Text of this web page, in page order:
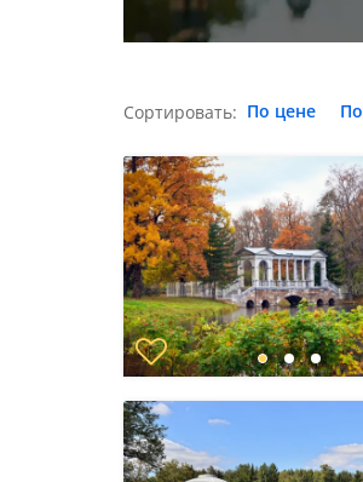
Сортировать: По цене